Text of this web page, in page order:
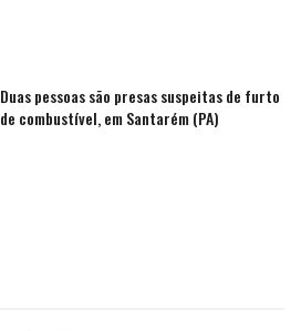
Duas pessoas são presas suspeitas de furto
de combustível, em Santarém (PA)